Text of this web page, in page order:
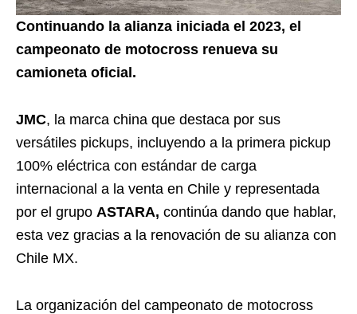
Continuando la alianza iniciada el 2023, el
campeonato de motocross renueva su
camioneta oficial.
JMC, la marca china que destaca por sus
versátiles pickups, incluyendo a la primera pickup
100% eléctrica con estándar de carga
internacional a la venta en Chile y representada
por el grupo ASTARA, continúa dando que hablar,
esta vez gracias a la renovación de su alianza con
Chile MX.
La organización del campeonato de motocross